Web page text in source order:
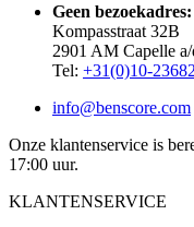
Geen bezoekadres:
Kompasstraat 32B
2901 AM Capelle a/
Tel: +31(0)10-
info@benscore.com
Onze klantenservice is
17:00 uur.
KLANTENSERVICE